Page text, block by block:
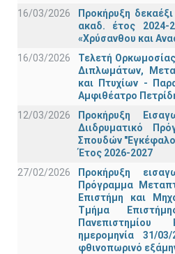
16/03/2026
Προκήρυξη
ακαδ. έτος 2024-
«Χρύσανθου και
16/03/2026
Τελετή
Διπλωμάτων,
και Πτυχίων -
Αμφιθέατρο
12/03/2026
Προκήρυξη
Διιδρυματικό
Σπουδών
Έτος 2026-2027
27/02/2026
Προκήρυξη
Πρόγραμμα
Επιστήμη και
Τμήμα
Πανεπιστημίου
ημερομηνία 31/
φθινοπωρινό